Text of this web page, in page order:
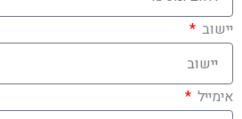
יישוב
אימייל